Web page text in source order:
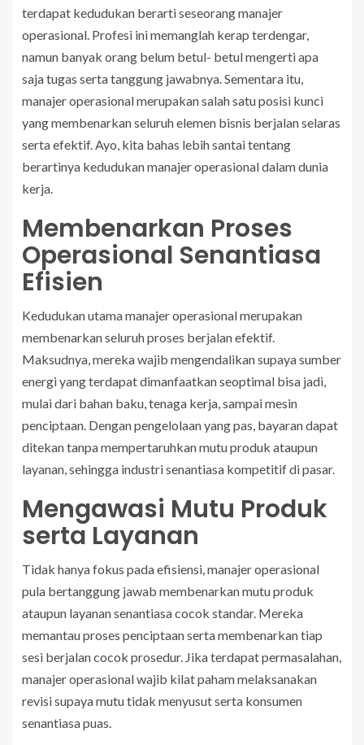
terdapat kedudukan berarti seseorang manajer
operasional. Profesi ini memanglah kerap terdengar,
namun banyak orang belum betul- betul mengerti apa
saja tugas serta tanggung jawabnya. Sementara itu,
manajer operasional merupakan salah satu posisi kunci
yang membenarkan seluruh elemen bisnis berjalan selaras
serta efektif. Ayo, kita bahas lebih santai tentang
berartinya kedudukan manajer operasional dalam dunia
kerja.
Membenarkan Proses
Operasional Senantiasa
Efisien
Kedudukan utama manajer operasional merupakan
membenarkan seluruh proses berjalan efektif.
Maksudnya, mereka wajib mengendalikan supaya sumber
energi yang terdapat dimanfaatkan seoptimal bisa jadi,
mulai dari bahan baku, tenaga kerja, sampai mesin
penciptaan. Dengan pengelolaan yang pas, bayaran dapat
ditekan tanpa mempertaruhkan mutu produk ataupun
layanan, sehingga industri senantiasa kompetitif di pasar.
Mengawasi Mutu Produk
serta Layanan
Tidak hanya fokus pada efisiensi, manajer operasional
pula bertanggung jawab membenarkan mutu produk
ataupun layanan senantiasa cocok standar. Mereka
memantau proses penciptaan serta membenarkan tiap
sesi berjalan cocok prosedur. Jika terdapat permasalahan,
manajer operasional wajib kilat paham melaksanakan
revisi supaya mutu tidak menyusut serta konsumen
senantiasa puas.